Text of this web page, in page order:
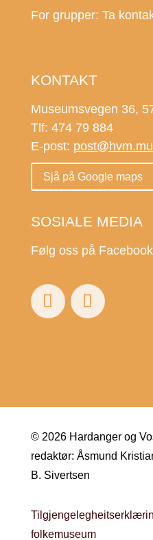
For grupper: Ta
KONTAKT
Museumsvegen 36,
Tlf: 474 79 884
E-post:
Sjå på Google maps
SOSIALE MEDIA
Følg oss på
© 2026 Hardanger og
redaktør: Åsmund
B. Sivertsen
folkemuseum